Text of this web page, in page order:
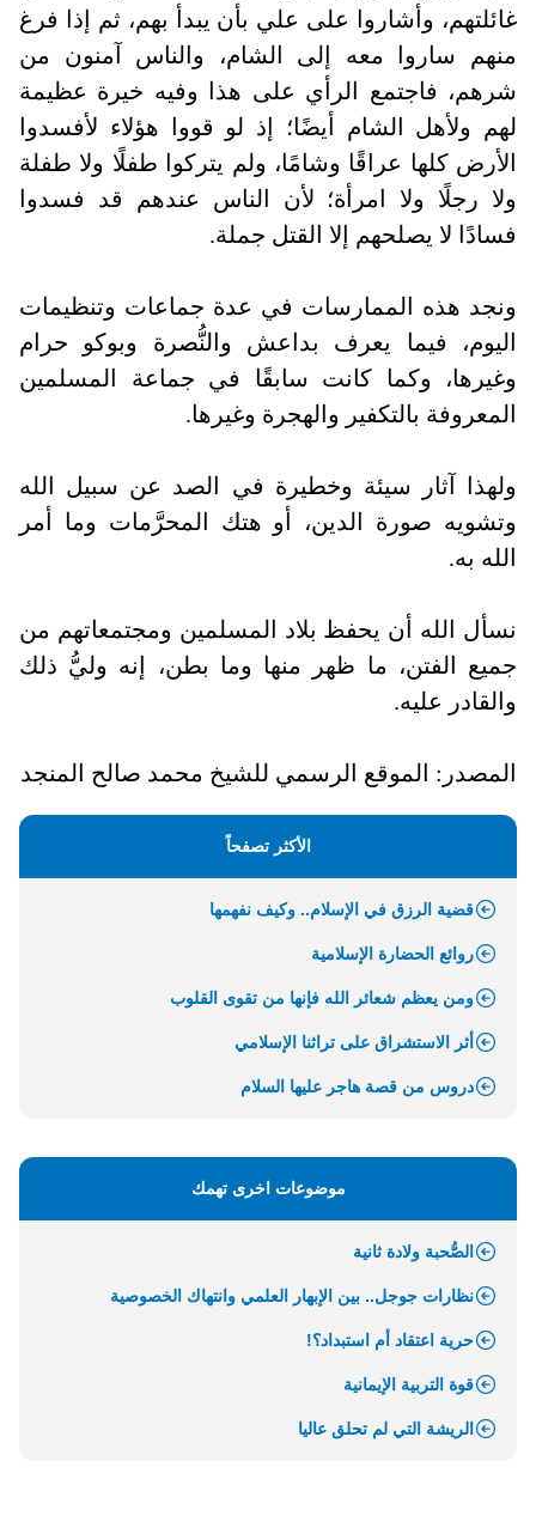
غائلتهم، وأشاروا على علي بأن يبدأ بهم، ثم إذا فرغ
منهم ساروا معه إلى الشام، والناس آمنون من
شرهم، فاجتمع الرأي على هذا وفيه خيرة عظيمة
لهم ولأهل الشام أيضًا؛ إذ لو قووا هؤلاء لأفسدوا
الأرض كلها عراقًا وشامًا، ولم يتركوا طفلًا ولا طفلة
ولا رجلًا ولا امرأة؛ لأن الناس عندهم قد فسدوا
فسادًا لا يصلحهم إلا القتل جملة.
ونجد هذه الممارسات في عدة جماعات وتنظيمات
اليوم، فيما يعرف بداعش والنُّصرة وبوكو حرام
وغيرها، وكما كانت سابقًا في جماعة المسلمين
المعروفة بالتكفير والهجرة وغيرها.
ولهذا آثار سيئة وخطيرة في الصد عن سبيل الله
وتشويه صورة الدين، أو هتك المحرَّمات وما أمر
الله به.
نسأل الله أن يحفظ بلاد المسلمين ومجتمعاتهم من
جميع الفتن، ما ظهر منها وما بطن، إنه وليُّ ذلك
والقادر عليه.
المصدر: الموقع الرسمي للشيخ محمد صالح المنجد
الأكثر تصفحاً
قضية الرزق في الإسلام.. وكيف نفهمها
روائع الحضارة الإسلامية
ومن يعظم شعائر الله فإنها من تقوى القلوب
أثر الاستشراق على تراثنا الإسلامي
دروس من قصة هاجر عليها السلام
موضوعات اخرى تهمك
الصُّحبة ولادة ثانية
نظارات جوجل.. بين الإبهار العلمي وانتهاك الخصوصية
حرية اعتقاد أم استبداد؟!
قوة التربية الإيمانية
الريشة التي لم تحلق عاليا